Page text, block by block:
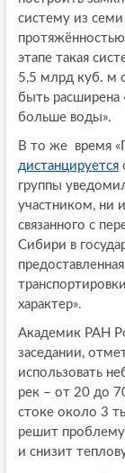
систему из
этапе такая
5,5 млрд куб. м
быть расширена
больше воды».
В то же время
дистанцируется
группы
участником, ни
связанного с
Сибири в
характер».
Академик РАН
заседании,
использовать
рек – от 20 до
стоке около 3
решит
и снизит